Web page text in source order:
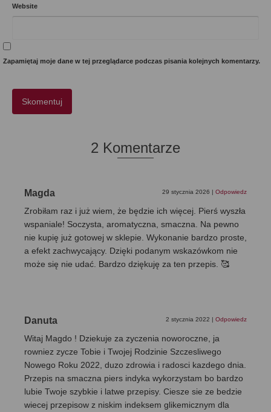
Website
Zapamiętaj moje dane w tej przeglądarce podczas pisania kolejnych komentarzy.
2 Komentarze
Magda 29 stycznia 2026 | Odpowiedz
Zrobiłam raz i już wiem, że będzie ich więcej. Pierś wyszła
wspaniale! Soczysta, aromatyczna, smaczna. Na pewno
nie kupię już gotowej w sklepie. Wykonanie bardzo proste,
a efekt zachwycający. Dzięki podanym wskazówkom nie
może się nie udać. Bardzo dziękuję za ten przepis. 🥰
Danuta 2 stycznia 2022 | Odpowiedz
Witaj Magdo ! Dziekuje za zyczenia noworoczne, ja
rowniez zycze Tobie i Twojej Rodzinie Szczesliwego
Nowego Roku 2022, duzo zdrowia i radosci kazdego dnia.
Przepis na smaczna piers indyka wykorzystam bo bardzo
lubie Twoje szybkie i latwe przepisy. Ciesze sie ze bedzie
wiecej przepisow z niskim indeksem glikemicznym dla